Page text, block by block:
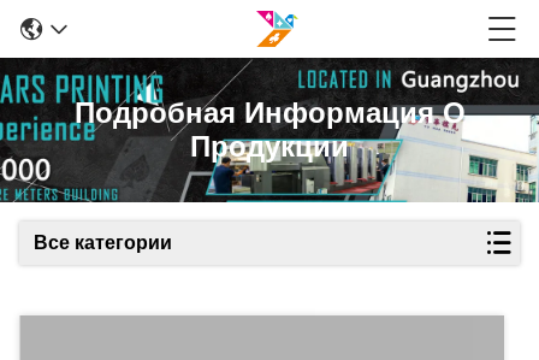
Подробная Информация О
Продукции
Все категории